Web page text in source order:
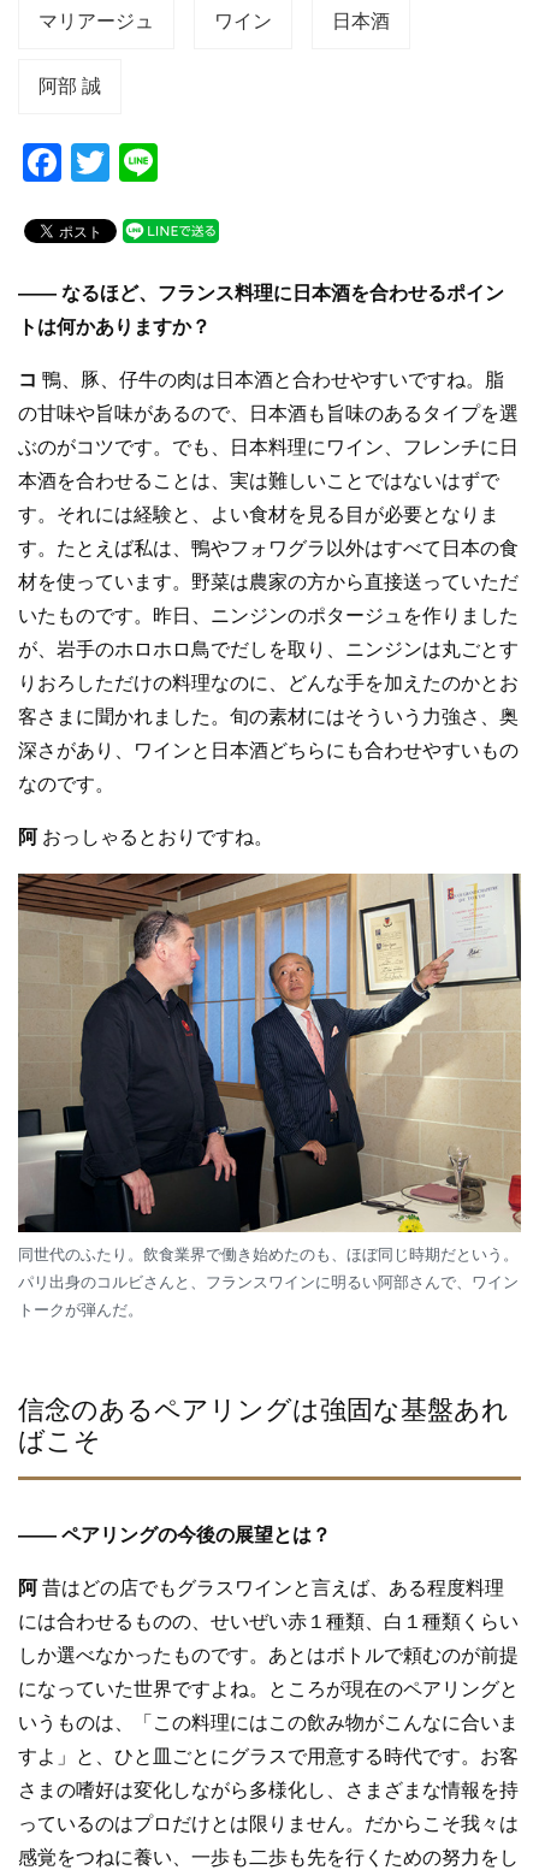
マリアージュ ワイン 日本酒
阿部 誠
F
c
e
b
o
k
T
tt
er
e
—— なるほど、フランス料理に日本酒を合わせるポイン
トは何かありますか？
コ 鴨、豚、仔牛の肉は日本酒と合わせやすいですね。脂
の甘味や旨味があるので、日本酒も旨味のあるタイプを選
ぶのがコツです。でも、日本料理にワイン、フレンチに日
本酒を合わせることは、実は難しいことではないはずで
す。それには経験と、よい食材を見る目が必要となりま
す。たとえば私は、鴨やフォワグラ以外はすべて日本の食
材を使っています。野菜は農家の方から直接送っていただ
いたものです。昨日、ニンジンのポタージュを作りました
が、岩手のホロホロ鳥でだしを取り、ニンジンは丸ごとす
りおろしただけの料理なのに、どんな手を加えたのかとお
客さまに聞かれました。旬の素材にはそういう力強さ、奥
深さがあり、ワインと日本酒どちらにも合わせやすいもの
なのです。
阿 おっしゃるとおりですね。
同世代のふたり。飲食業界で働き始めたのも、ほぼ同じ時期だという。
パリ出身のコルビさんと、フランスワインに明るい阿部さんで、ワイン
トークが弾んだ。
信念のあるペアリングは強固な基盤あれ
ばこそ
—— ペアリングの今後の展望とは？
阿昔はどの店でもグラスワインと言えば、ある程度料理
には合わせるものの、せいぜい赤１種類、白１種類くらい
しか選べなかったものです。あとはボトルで頼むのが前提
になっていた世界ですよね。ところが現在のペアリングと
いうものは、「この料理にはこの飲み物がこんなに合いま
すよ」と、ひと皿ごとにグラスで用意する時代です。お客
さまの嗜好は変化しながら多様化し、さまざまな情報を持
っているのはプロだけとは限りません。だからこそ我々は
感覚をつねに養い、一歩も二歩も先を行くための努力をし